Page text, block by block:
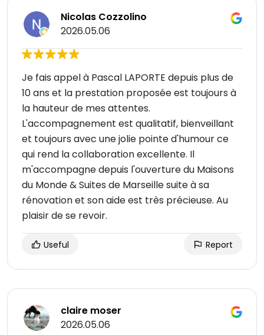
Nicolas Cozzolino
2026.05.06
Je fais appel à Pascal LAPORTE depuis plus de
10 ans et la prestation proposée est toujours à
la hauteur de mes attentes.
L'accompagnement est qualitatif, bienveillant
et toujours avec une jolie pointe d'humour ce
qui rend la collaboration excellente. Il
m'accompagne depuis l'ouverture du Maisons
du Monde & Suites de Marseille suite à sa
rénovation et son aide est très précieuse. Au
plaisir de se revoir.
Useful Report
claire moser
2026.05.06